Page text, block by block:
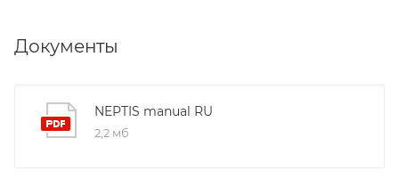
Документы
NEPTIS manual RU
2,2 мб